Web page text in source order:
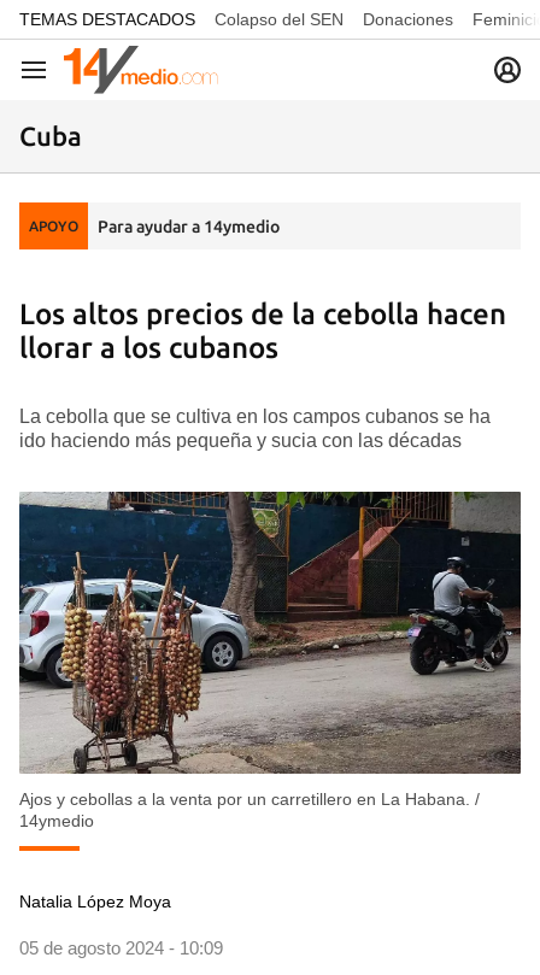
common.go-to-content
TEMAS DESTACADOS Colapso del SEN Donaciones
Navegación
Cuba
APOYO Para ayudar a 14ymedio
Los altos precios de la cebolla hacen
llorar a los cubanos
La cebolla que se cultiva en los campos cubanos se ha
ido haciendo más pequeña y sucia con las décadas
Ajos y cebollas a la venta por un carretillero en La Habana. /
14ymedio
Natalia López Moya
05 de agosto 2024 - 10:09